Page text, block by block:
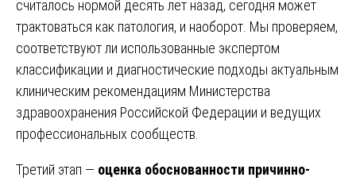
считалось нормой десять лет назад, сегодня может
трактоваться как патология, и наоборот. Мы проверяем,
соответствуют ли использованные экспертом
классификации и диагностические подходы актуальным
клиническим рекомендациям Министерства
здравоохранения Российской Федерации и ведущих
профессиональных сообществ.
Третий этап — оценка обоснованности причинно-